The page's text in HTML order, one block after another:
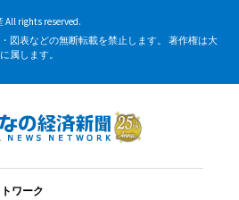
All rights reserved.
図表などの無断転載を禁止します。 著作権は大
属します。
ワーク